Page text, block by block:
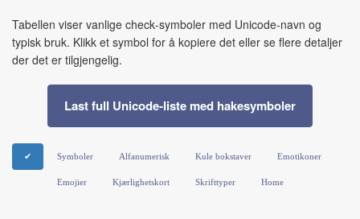
Tabellen viser vanlige check‑symboler med Unicode‑navn og
typisk bruk. Klikk et symbol for å kopiere det eller se flere detaljer
der det er tilgjengelig.
Last full Unicode‑liste med hakesymboler
✔ Symboler Alfanumerisk Kule bokstaver Emotikoner
Emojier Kjærlighetskort Skrifttyper Home